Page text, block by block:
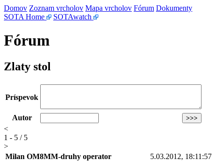
Domov Zoznam vrcholov Mapa vrcholov Fórum Dokumenty
SOTA Home
SOTAwatch
Fórum
Zlaty stol
Príspevok
Autor
<
1 - 5 / 5
>
Milan OM8MM-druhy operator
5.03.2012, 18:11:57